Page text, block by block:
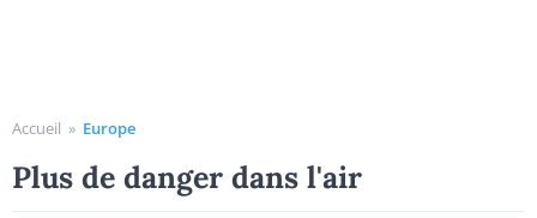
Accueil » Europe
Plus de danger dans l'air